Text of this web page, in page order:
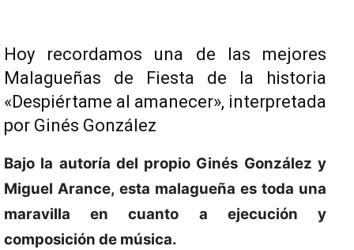
Hoy recordamos una de las mejores
Malagueñas de Fiesta de la historia
«Despiértame al amanecer», interpretada
por Ginés González
Bajo la autoría del propio Ginés González y
Miguel Arance, esta malagueña es toda una
maravilla en cuanto a ejecución y
composición de música.